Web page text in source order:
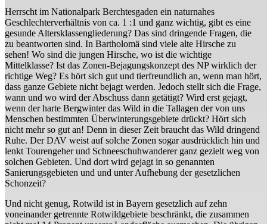
Herrscht im Nationalpark Berchtesgaden ein naturnahes
Geschlechterverhältnis von ca. 1 :1 und ganz wichtig, gibt es eine
gesunde Altersklassengliederung? Das sind dringende Fragen, die
zu beantworten sind. In Bartholomä sind viele alte Hirsche zu
sehen! Wo sind die jungen Hirsche, wo ist die wichtige
Mittelklasse? Ist das Zonen-Bejagungskonzept des NP wirklich der
richtige Weg? Es hört sich gut und tierfreundlich an, wenn man hört,
dass ganze Gebiete nicht bejagt werden. Jedoch stellt sich die Frage,
wann und wo wird der Abschuss dann getätigt? Wird erst gejagt,
wenn der harte Bergwinter das Wild in die Tallagen der von uns
Menschen bestimmten Überwinterungsgebiete drückt? Hört sich
nicht mehr so gut an! Denn in dieser Zeit braucht das Wild dringend
Ruhe. Der DAV weist auf solche Zonen sogar ausdrücklich hin und
lenkt Tourengeher und Schneeschuhwanderer ganz gezielt weg von
solchen Gebieten. Und dort wird gejagt in so genannten
Sanierungsgebieten und und unter Aufhebung der gesetzlichen
Schonzeit?
Und nicht genug, Rotwild ist in Bayern gesetzlich auf zehn
voneinander getrennte Rotwildgebiete beschränkt, die zusammen